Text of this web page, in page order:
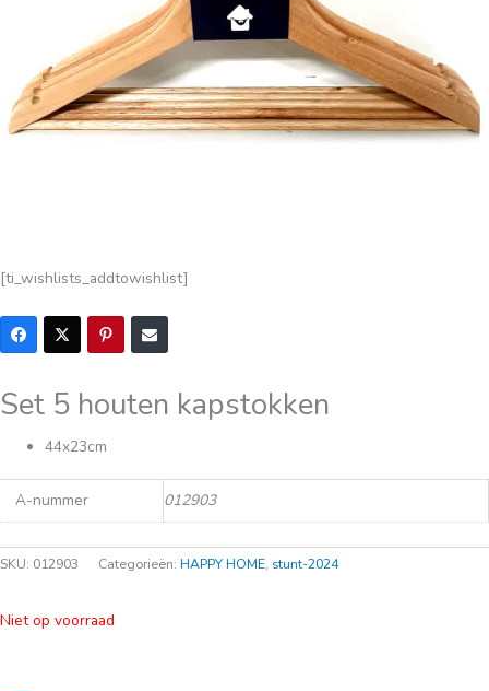
[ti_wishlists_addtowishlist]
Set 5 houten kapstokken
44x23cm
A-nummer 012903
SKU: 012903 Categorieën: HAPPY HOME, stunt-2024
Niet op voorraad